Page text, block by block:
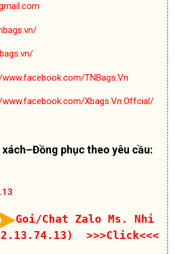
TNBags.Vn
Xbags.Vn.Offcial/
phục theo yêu cầu:
Goi/Chat Zalo Ms. Nhi
>>>Click<<<